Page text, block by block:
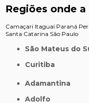
Regiões onde
Camaçari Itaguaí Paraná
Santa Catarina São Paulo
São Mateus do
Curitiba
Adamantina
Adolfo